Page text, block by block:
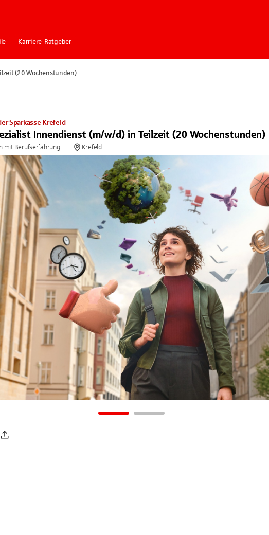
Karriere-Ratgeber
(20 Wochenstunden)
Sparkasse Krefeld
Innendienst (m/w/d) in Teilzeit (20 Wochenstunden)
mit Berufserfahrung Krefeld